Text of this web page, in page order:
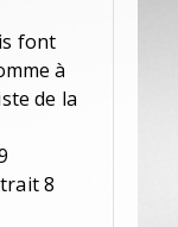
font
à
de la
8